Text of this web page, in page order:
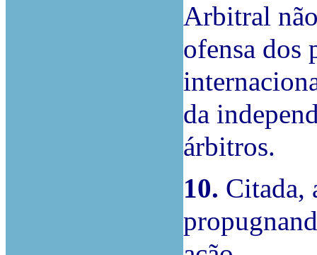
Arbitral
ofensa dos
da
árbitros.
10. Citada,